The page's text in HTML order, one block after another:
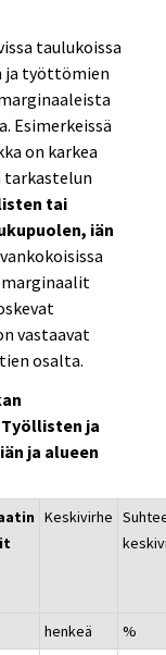
taulukoissa
ja työttömien
Esimerkeissä
on karkea
tarkastelun
tai
iän
vastaavat
osalta.
ja
ja alueen
Keskivirhe
henkeä
%